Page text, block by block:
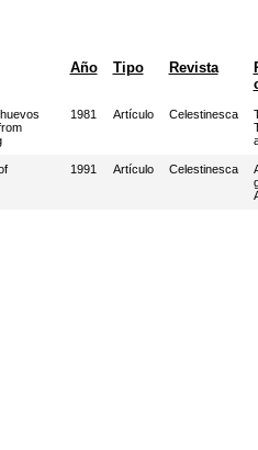
Año Tipo Revista
1981 Artículo Celestinesca
1991 Artículo Celestinesca